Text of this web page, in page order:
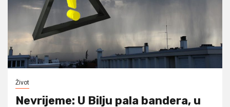
Život
Nevrijeme: U Bilju pala bandera, u